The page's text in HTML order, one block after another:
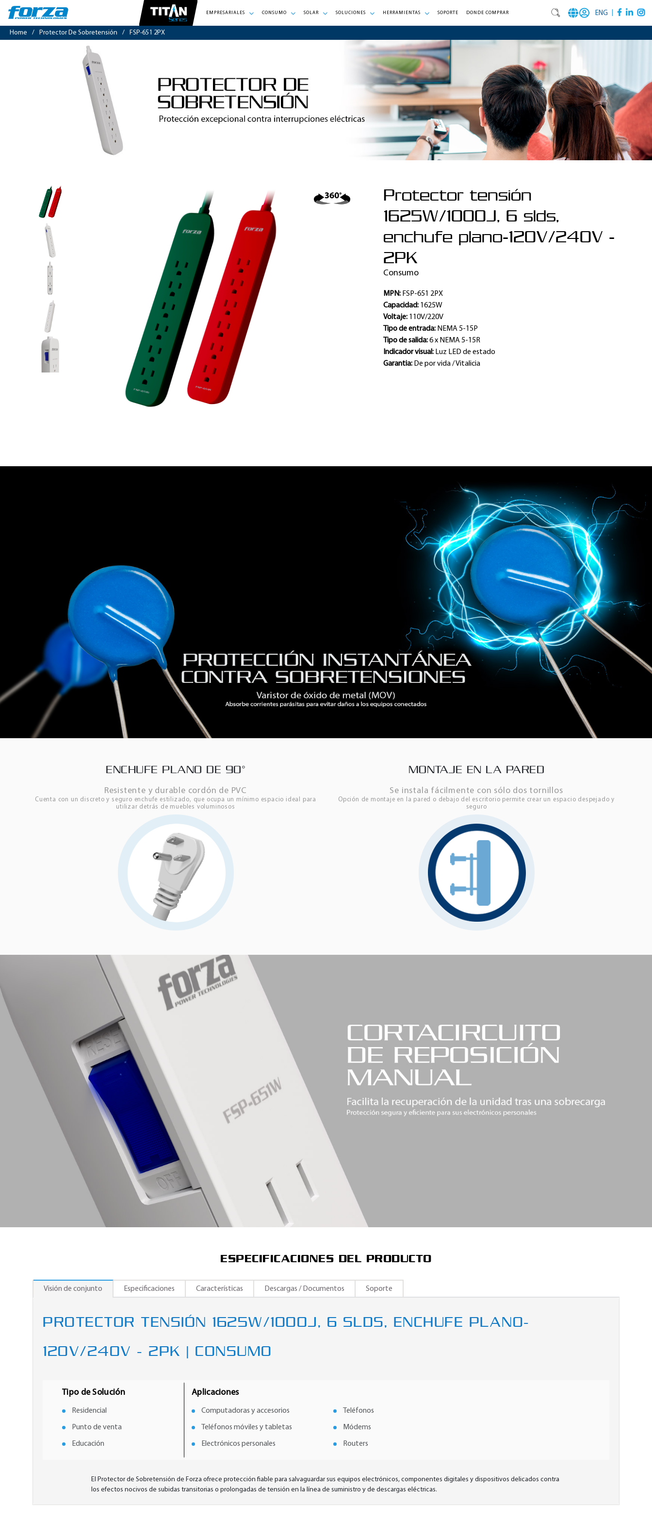
EMPRESARIALES CONSUMO SOLAR SOLUCIONES HERRAMIENTAS SOPORTE DONDE COMPRAR ENG
Home / Protector De Sobretensión / FSP-651 2PX
1625W/1000J,
plano-
120V/240V
Protector tensión
1625W/1000J, 6 slds,
enchufe plano-120V/240V -
2PK
Consumo
MPN: FSP-651 2PX
Capacidad: 1625W
Voltaje: 110V/220V
Tipo de entrada: NEMA 5-15P
Tipo de salida:6 x NEMA 5-15R
Indicador visual: Luz LED de estado
Garantia: De por vida / Vitalicia
ENCHUFE PLANO DE 90°
Resistente y durable cordón de PVC
Cuenta con un discreto y seguro enchufe estilizado, que ocupa un mínimo espacio ideal para
utilizar detrás de muebles voluminosos
MONTAJE EN LA PARED
Se instala fácilmente con sólo dos tornillos
Opción de montaje en la pared o debajo del escritorio permite crear un espacio despejado y
seguro
ESPECIFICACIONES DEL PRODUCTO
Visión de conjunto Especificaciones Características Descargas / Documentos Soporte
PROTECTOR TENSIÓN 1625W/1000J, 6 SLDS, ENCHUFE PLANO-
120V/240V - 2PK | CONSUMO
Tipo de Solución
Residencial
Punto de venta
Educación
Aplicaciones
Computadoras y accesorios
Teléfonos móviles y tabletas
Electrónicos personales
Teléfonos
Módems
Routers
El Protector de Sobretensión de Forza ofrece protección fiable para salvaguardar sus equipos electrónicos, componentes digitales y dispositivos delicados contra
los efectos nocivos de subidas transitorias o prolongadas de tensión en la línea de suministro y de descargas eléctricas.